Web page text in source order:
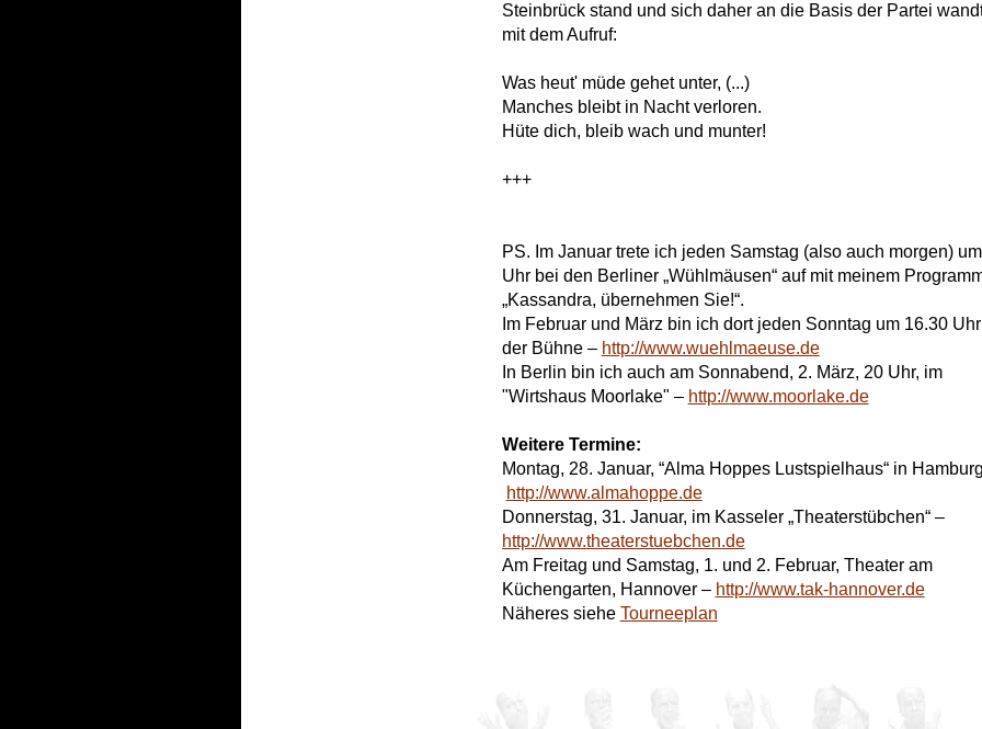
Steinbrück stand und sich daher an die Basis der Partei
mit dem Aufruf:
Was heut' müde gehet unter, (...)
Manches bleibt in Nacht verloren.
Hüte dich, bleib wach und munter!
+++
PS. Im Januar trete ich jeden Samstag (also auch morgen)
Uhr bei den Berliner „Wühlmäusen“ auf mit meinem
„Kassandra, übernehmen Sie!“.
Im Februar und März bin ich dort jeden Sonntag um 16.30
der Bühne – http://www.wuehlmaeuse.de
In Berlin bin ich auch am Sonnabend, 2. März, 20 Uhr, im
"Wirtshaus Moorlake" – http://www.moorlake.de
Weitere Termine:
Montag, 28. Januar, “Alma Hoppes Lustspielhaus“ in
http://www.almahoppe.de
Donnerstag, 31. Januar, im Kasseler „Theaterstübchen“ –
http://www.theaterstuebchen.de
Am Freitag und Samstag, 1. und 2. Februar, Theater am
Küchengarten, Hannover – http://www.tak-hannover.de
Näheres siehe Tourneeplan